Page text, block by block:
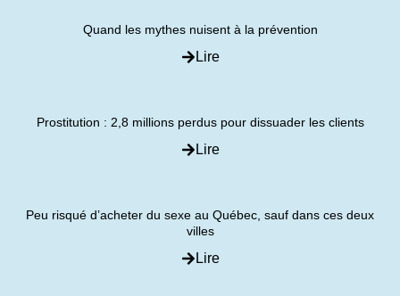
Quand les mythes nuisent à la prévention
Lire
Prostitution : 2,8 millions perdus pour dissuader les clients
Lire
Peu risqué d’acheter du sexe au Québec, sauf dans ces deux
villes
Lire